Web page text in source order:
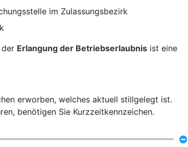
im Zulassungsbezirk
Erlangung der Betriebserlaubnis ist eine
erworben, welches aktuell stillgelegt ist.
benötigen Sie Kurzzeitkennzeichen.